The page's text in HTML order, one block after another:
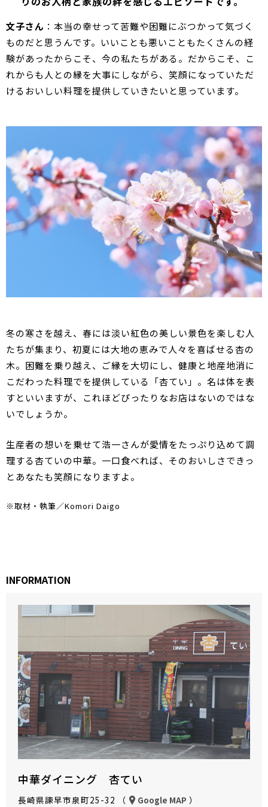
文子さん ：本当の幸せって苦難や困難にぶつかって気づく
ものだと思うんです。いいことも悪いこともたくさんの経
験があったからこそ、今の私たちがある。だからこそ、こ
れからも人との縁を大事にしながら、笑顔になっていただ
けるおいしい料理を提供していきたいと思っています。
冬の寒さを越え、春には淡い紅色の美しい景色を楽しむ人
たちが集まり、初夏には大地の恵みで人々を喜ばせる杏の
木。困難を乗り越え、ご縁を大切にし、健康と地産地消に
こだわった料理でを提供している「杏てい」。名は体を表
すといいますが、これほどぴったりなお店はないのではな
いでしょうか。
生産者の想いを乗せて浩一さんが愛情をたっぷり込めて調
理する杏ていの中華。一口食べれば、そのおいしさできっ
とあなたも笑顔になりますよ。
※取材・執筆／Komori Daigo
INFORMATION
中華ダイニング 杏てい
長崎県諫早市泉町25-32 （ Google MAP ）